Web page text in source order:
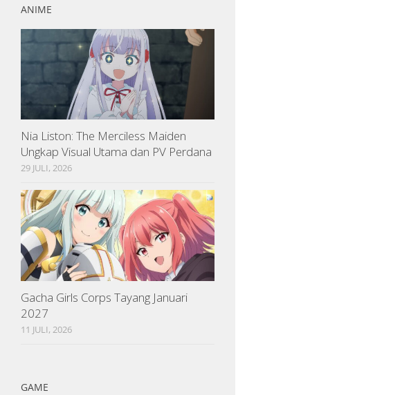
ANIME
Nia Liston: The Merciless Maiden
Ungkap Visual Utama dan PV Perdana
29 JULI, 2026
Gacha Girls Corps Tayang Januari
2027
11 JULI, 2026
GAME